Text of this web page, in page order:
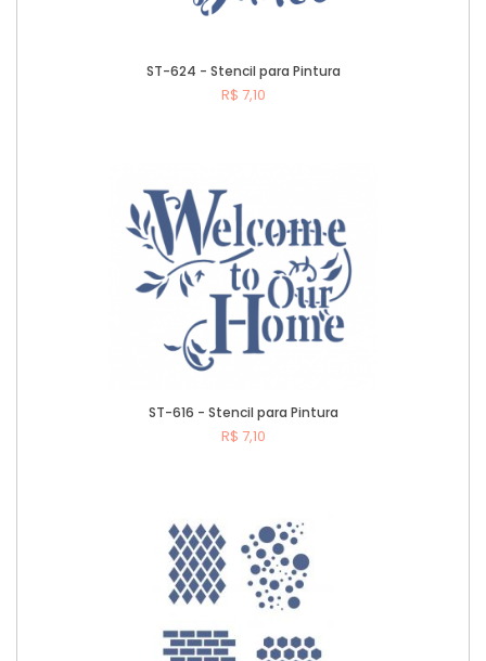
ST-624 - Stencil para Pintura
R$ 7,10
ST-616 - Stencil para Pintura
R$ 7,10